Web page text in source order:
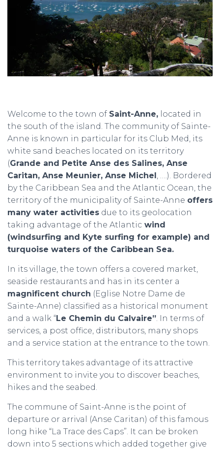
Welcome to the town of Saint-Anne, located in
the south of the island. The community of Sainte-
Anne is known in particular for its Club Med, its
white sand beaches located on its territory
(Grande and Petite Anse des Salines, Anse
Caritan, Anse Meunier, Anse Michel , ….). Bordered
by the Caribbean Sea and the Atlantic Ocean, the
territory of the municipality of Sainte-Anne offers
many water activities due to its geolocation
taking advantage of the Atlantic wind
(windsurfing and Kyte surfing for example) and
turquoise waters of the Caribbean Sea.
In its village, the town offers a covered market,
seaside restaurants and has in its center a
magnificent church (Eglise Notre Dame de
Sainte-Anne) classified as a historical monument
and a walk “Le Chemin du Calvaire”. In terms of
services, a post office, distributors, many shops
and a service station at the entrance to the town.
This territory takes advantage of its attractive
environment to invite you to discover beaches,
hikes and the seabed.
The commune of Saint-Anne is the point of
departure or arrival (Anse Caritan) of this famous
long hike “La Trace des Caps”. It can be broken
down into 5 sections which added together give